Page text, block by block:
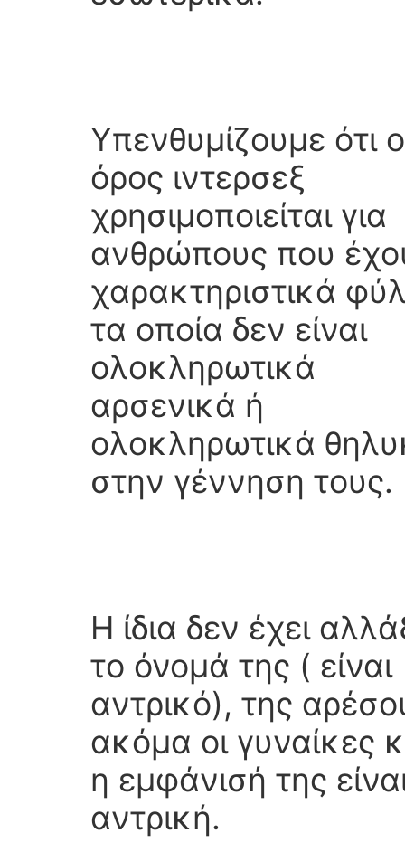
Υπενθυμίζουμε ότι ο
όρος ιντερσεξ
χρησιμοποιείται για
ανθρώπους που
χαρακτηριστικά
τα οποία δεν είναι
ολοκληρωτικά
αρσενικά ή
ολοκληρωτικά
στην γέννηση τους.
Η ίδια δεν έχει
το όνομά της ( είναι
αντρικό), της
ακόμα οι γυναίκες
η εμφάνισή της
αντρική.